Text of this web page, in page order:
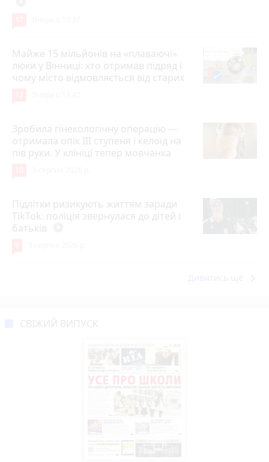
Майже 15 мільйонів на «плаваючі»
люки у Вінниці: хто отримав підряд і
чому місто відмовляється від старих
Зробила гінекологічну операцію —
отримала опік ІІІ ступеня і келоїд на
пів руки. У клініці тепер мовчанка
Підлітки ризикують життям заради
TikTok: поліція звернулася до дітей і
батьків